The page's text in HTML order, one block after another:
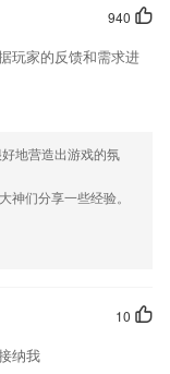
件，您可以到应用商店
好的对产品进行优化修
940
玩家的反馈和需求进
地营造出游戏的氛
神们分享一些经验。
10
纳我